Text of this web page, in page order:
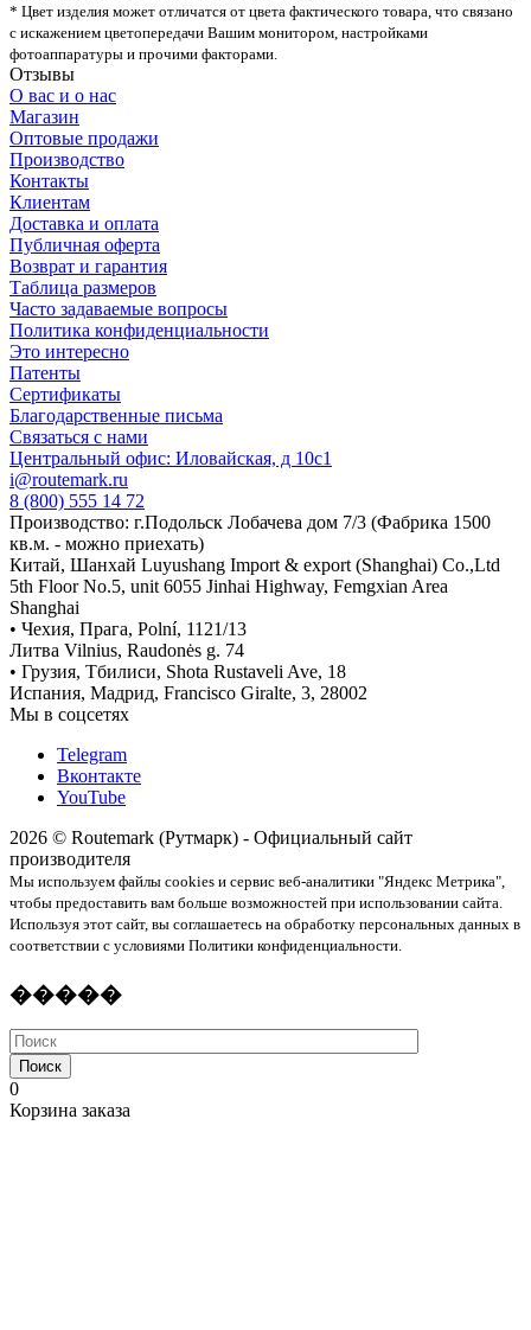
* Цвет изделия может отличатся от цвета фактического товара, что связано
с искажением цветопередачи Вашим монитором, настройками
фотоаппаратуры и прочими факторами.
Отзывы
О вас и о нас
Магазин
Оптовые продажи
Производство
Контакты
Клиентам
Доставка и оплата
Публичная оферта
Возврат и гарантия
Таблица размеров
Часто задаваемые вопросы
Политика конфиденциальности
Это интересно
Патенты
Сертификаты
Благодарственные письма
Связаться с нами
Центральный офис: Иловайская, д 10с1
i@routemark.ru
8 (800) 555 14 72
Производство: г.Подольск Лобачева дом 7/3 (Фабрика 1500
кв.м. - можно приехать)
Китай, Шанхай Luyushang Import & export (Shanghai) Co.,Ltd
5th Floor No.5, unit 6055 Jinhai Highway, Femgxian Area
Shanghai
• Чехия, Прага, Polní, 1121/13
Литва Vilnius, Raudonės g. 74
• Грузия, Тбилиси, Shota Rustaveli Ave, 18
Испания, Мадрид, Francisco Giralte, 3, 28002
Мы в соцсетях
Telegram
Вконтакте
YouTube
2026 © Routemark (Рутмарк) - Официальный сайт
производителя
Мы используем файлы cookies и сервис веб-аналитики "Яндекс Метрика",
чтобы предоставить вам больше возможностей при использовании сайта.
Используя этот сайт, вы соглашаетесь на обработку персональных данных в
соответствии с условиями Политики конфиденциальности.
�����
Поиск
0
Корзина заказа